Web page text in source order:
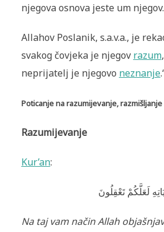
njegova osnova jeste um
Allahov Poslanik, s.a.v.a., je
svakog čovjeka je njegov razum
neprijatelj je njegovo neznanje
Poticanje na razumijevanje,
Razumijevanje
Kur’an:
لَعَلَّكُمْ تَعْقِلُونَ
Na taj vam način Allah